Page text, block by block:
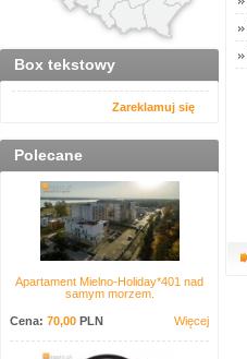
Box tekstowy
Zareklamuj się
Polecane
Apartament Mielno-Holiday*401 nad
samym morzem.
Cena: 70,00 PLN Więcej